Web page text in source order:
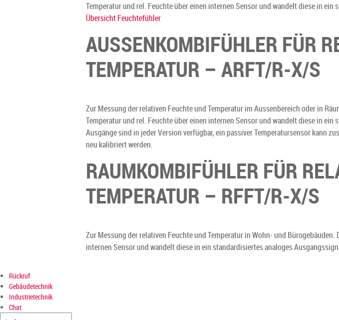
Temperatur und rel. Feuchte über einen internen Sensor und wandelt diese in
Übersicht Feuchtefühler
AUSSENKOMBIFÜHLER FÜR
TEMPERATUR – ARFT/R-X/S
Zur Messung der relativen Feuchte und Temperatur im Aussenbereich oder in
Temperatur und rel. Feuchte über einen internen Sensor und wandelt diese in
Ausgänge sind in jeder Version verfügbar, ein passiver Temperatursensor kann
neu kalibriert werden.
RAUMKOMBIFÜHLER FÜR
TEMPERATUR – RFFT/R-X/S
Zur Messung der relativen Feuchte und Temperatur in Wohn- und
internen Sensor und wandelt diese in ein standardisiertes analoges
Rückruf
Gebäudetechnik
Industrietechnik
Chat